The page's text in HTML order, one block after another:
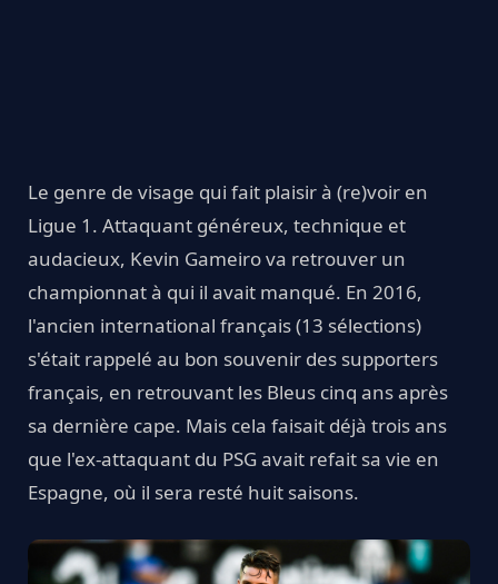
Le genre de visage qui fait plaisir à (re)voir en
Ligue 1. Attaquant généreux, technique et
audacieux, Kevin Gameiro va retrouver un
championnat à qui il avait manqué. En 2016,
l'ancien international français (13 sélections)
s'était rappelé au bon souvenir des supporters
français, en retrouvant les Bleus cinq ans après
sa dernière cape. Mais cela faisait déjà trois ans
que l'ex-attaquant du PSG avait refait sa vie en
Espagne, où il sera resté huit saisons.